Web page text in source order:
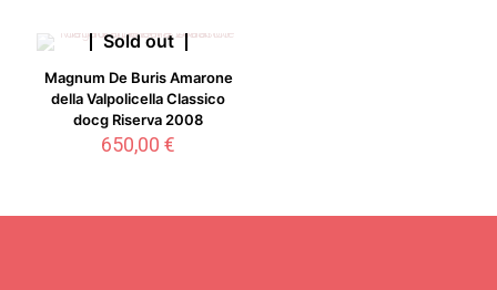
Sold out
Magnum De Buris Amarone
della Valpolicella Classico
docg Riserva 2008
650,00€